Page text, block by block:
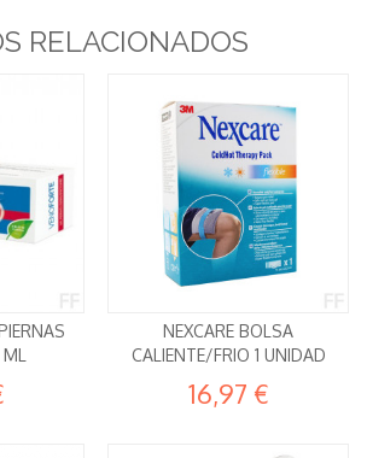
RELACIONADOS
ML
NEXCARE BOLSA
CALIENTE/FRIO 1 UNIDAD
16,97 €